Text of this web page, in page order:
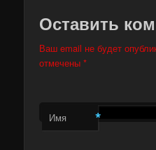
Оставить
Ваш email не будет
отмечены*
Имя *